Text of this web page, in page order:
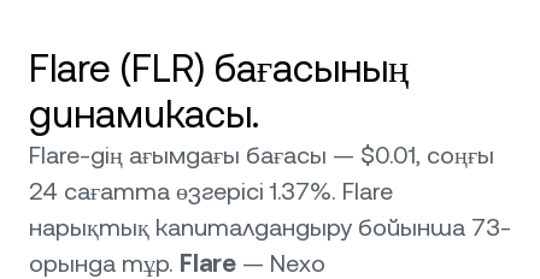
Flare (FLR) бағасының
динамикасы.
Flare-дің ағымдағы бағасы — $0.01, соңғы
24 сағатта өзгерісі 1.37%. Flare
нарықтық капиталдандыру бойынша 73-
орында тұр. Flare — Nexo